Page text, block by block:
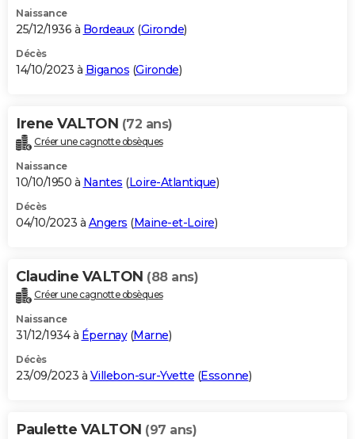
Naissance
25/12/1936 à Bordeaux(Gironde)
Décès
14/10/2023 à Biganos (Gironde)
Irene VALTON (72 ans)
Créer une cagnotte obsèques
Naissance
10/10/1950 à Nantes (Loire-Atlantique)
Décès
04/10/2023 à Angers (Maine-et-Loire)
Claudine VALTON (88 ans)
Créer une cagnotte obsèques
Naissance
31/12/1934 à Épernay(Marne)
Décès
23/09/2023 à Villebon-sur-Yvette (Essonne)
Paulette VALTON (97 ans)